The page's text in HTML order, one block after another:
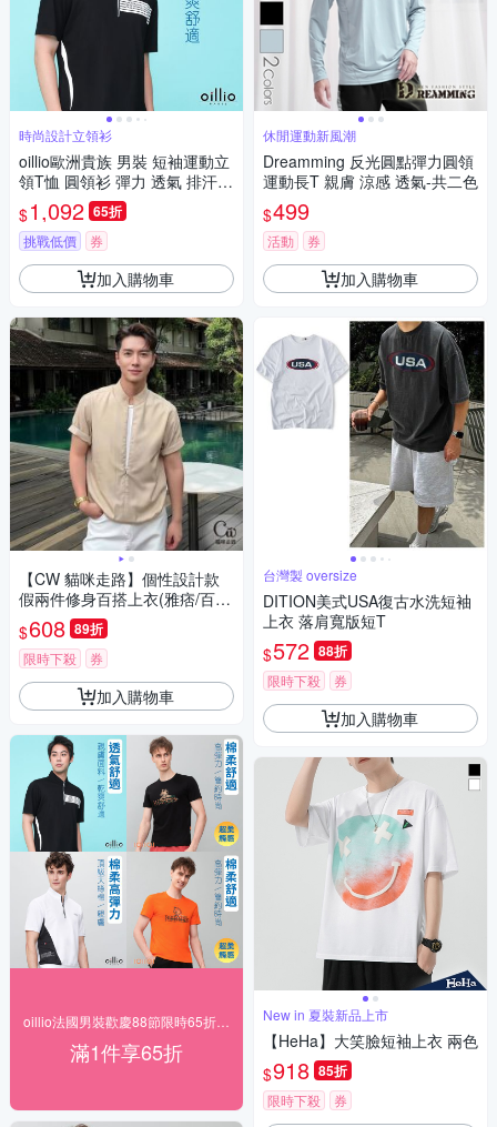
時尚設計立領衫
oillio歐洲貴族 男裝 短袖運動立
領T恤 圓領衫 彈力 透氣 排汗速
乾 防皺 黑色 法國品牌
$1,092 65折
挑戰低價 券
加入購物車
【CW 貓咪走路】個性設計款
假兩件修身百搭上衣(雅痞/百
搭/上衣/KDTY-T190)
$608 89折
限時下殺 券
加入購物車
滿1件享65折
休閒運動新風潮
Dreamming 反光圓點彈力圓領
運動長T 親膚 涼感 透氣-共二色
$499
活動 券
加入購物車
台灣製 oversize
DITION美式USA復古水洗短袖
上衣 落肩寬版短T
$572 88折
限時下殺 券
加入購物車
New in 夏裝新品上市
【HeHa】大笑臉短袖上衣 兩色
$918 85折
限時下殺 券